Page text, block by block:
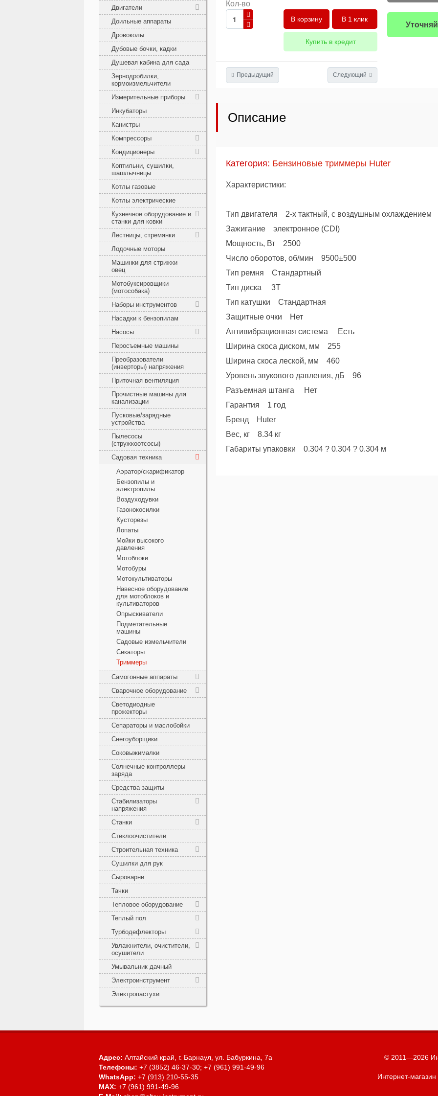
Двигатели
Доильные аппараты
Дровоколы
Дубовые бочки, кадки
Душевая кабина для сада
Зернодробилки,
кормоизмельчители
Измерительные приборы
Инкубаторы
Канистры
Компрессоры
Кондиционеры
Коптильни, сушилки,
шашлычницы
Котлы газовые
Котлы электрические
Кузнечное оборудование и
станки для ковки
Лестницы, стремянки
Лодочные моторы
Машинки для стрижки
овец
Мотобуксировщики
(мотособака)
Наборы инструментов
Насадки к бензопилам
Насосы
Перосъемные машины
Преобразователи
(инверторы) напряжения
Приточная вентиляция
Прочистные машины для
канализации
Пусковые/зарядные
устройства
Пылесосы
(стружкоотсосы)
Садовая техника
Аэратор/скарификатор
Бензопилы и
электропилы
Воздуходувки
Газонокосилки
Кусторезы
Лопаты
Мойки высокого
давления
Мотоблоки
Мотобуры
Мотокультиваторы
Навесное оборудование
для мотоблоков и
культиваторов
Опрыскиватели
Подметательные
машины
Садовые измельчители
Секаторы
Триммеры
Самогонные аппараты
Сварочное оборудование
Светодиодные
прожекторы
Сепараторы и маслобойки
Снегоуборщики
Соковыжималки
Солнечные контроллеры
заряда
Средства защиты
Стабилизаторы
напряжения
Станки
Стеклоочистители
Строительная техника
Сушилки для рук
Сыроварни
Тачки
Тепловое оборудование
Теплый пол
Турбодефлекторы
Увлажнители, очистители,
осушители
Умывальник дачный
Электроинструмент
Электропастухи
Кол-во
В 1 клик
Купить в кредит
Предыдущий Следующий
Описание
Категория: Бензиновые триммеры Huter
Характеристики:
Тип двигателя 2-х тактный, с воздушным охлаждением
Зажигание электронное (CDI)
Мощность, Вт 2500
Число оборотов, об/мин 9500±500
Тип ремня Стандартный
Тип диска 3Т
Тип катушки Стандартная
Защитные очки Нет
Антивибрационная система Есть
Ширина скоса диском, мм 255
Ширина скоса леской, мм 460
Уровень звукового давления, дБ 96
Разъемная штанга Нет
Гарантия 1 год
Бренд Huter
Вес, кг 8.34 кг
Габариты упаковки 0.304 ? 0.304 ? 0.304 м
Адрес: Алтайский край, г. Барнаул, ул. Бабуркина, 7а
Телефоны: +7 (3852) 46-37-30; +7 (961) 991-49-96
WhatsApp: +7 (913) 210-55-35
MAX: +7 (961) 991-49-96
© 2011—2026
Интернет-